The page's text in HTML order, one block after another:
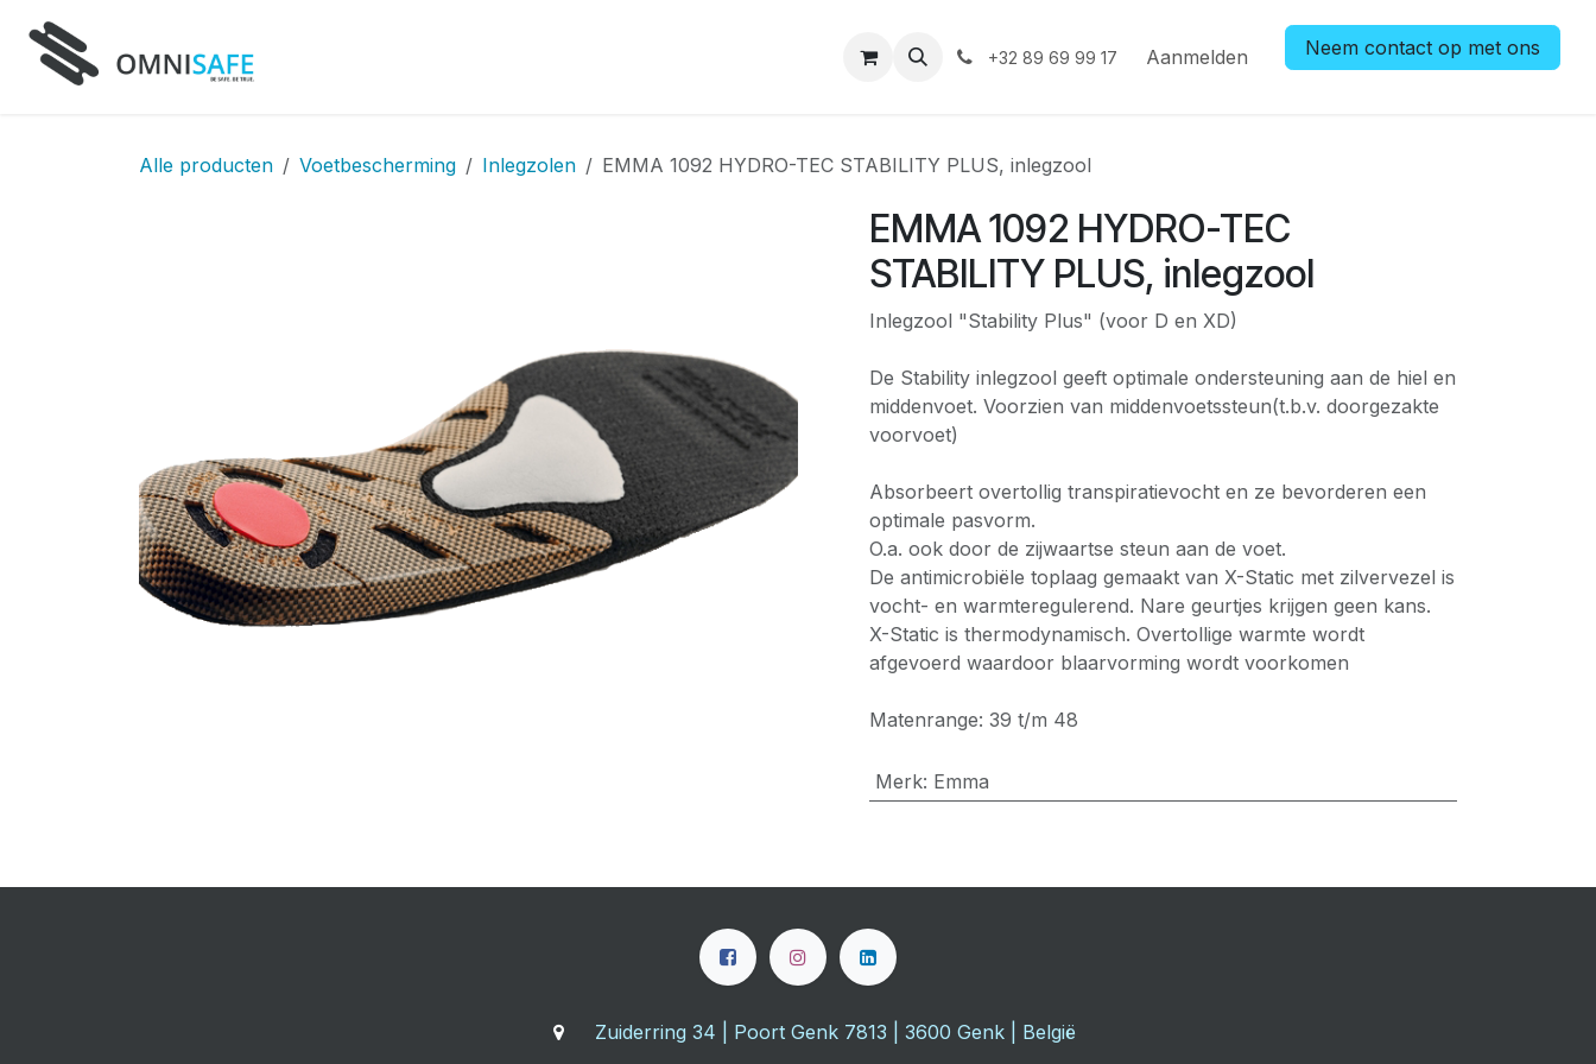
Vacatures Asbest
+32 89 69 99 17 Aanmelden Neem contact op met ons
Alle producten Voetbescherming Inlegzolen EMMA 1092 HYDRO-TEC STABILITY PLUS, inlegzool
EMMA 1092 HYDRO-TEC
STABILITY PLUS, inlegzool
Inlegzool "Stability Plus" (voor D en XD)
De Stability inlegzool geeft optimale ondersteuning aan de hiel en
middenvoet. Voorzien van middenvoetssteun(t.b.v. doorgezakte
voorvoet)
Absorbeert overtollig transpiratievocht en ze bevorderen een
optimale pasvorm.
O.a. ook door de zijwaartse steun aan de voet.
De antimicrobiële toplaag gemaakt van X-Static met zilvervezel is
vocht- en warmteregulerend. Nare geurtjes krijgen geen kans.
X-Static is thermodynamisch. Overtollige warmte wordt
afgevoerd waardoor blaarvorming wordt voorkomen
Matenrange: 39 t/m 48
Merk: Emma
Zuiderring 34 | Poort Genk 7813 | 3600 Genk | België